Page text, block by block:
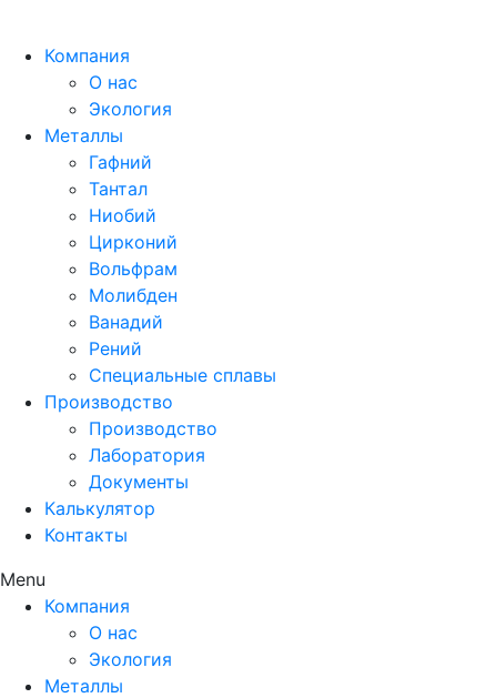
Компания
О нас
Экология
Металлы
Гафний
Тантал
Ниобий
Цирконий
Вольфрам
Молибден
Ванадий
Рений
Специальные сплавы
Производство
Производство
Лаборатория
Документы
Калькулятор
Контакты
Menu
Компания
О нас
Экология
Металлы